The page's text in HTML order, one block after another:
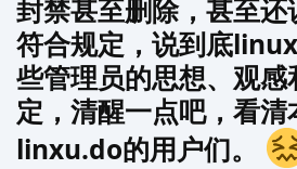
封禁甚至删除，甚至
符合规定，说到底
些管理员的思想、观
定，清醒一点吧，看清
linxu.do的用户们。